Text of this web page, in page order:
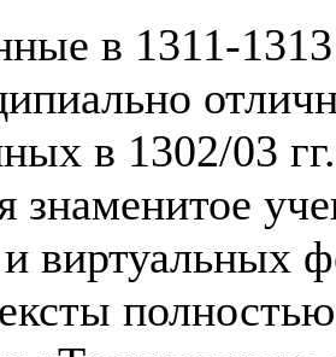
в 1311-
в 1302/03
знаменитое
виртуальных